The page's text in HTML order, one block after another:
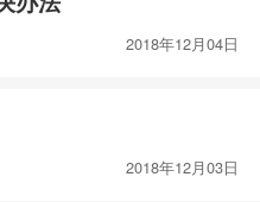
2018年12月04日
2018年12月03日